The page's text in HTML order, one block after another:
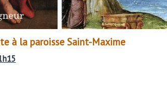
à la paroisse Saint-Maxime